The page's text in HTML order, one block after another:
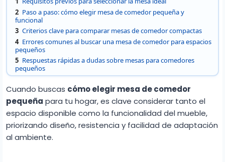
2 Paso a paso: cómo elegir mesa de comedor pequeña y
funcional
3 Criterios clave para comparar mesas de comedor compactas
4 Errores comunes al buscar una mesa de comedor para espacios
pequeños
5 Respuestas rápidas a dudas sobre mesas para comedores
pequeños
Cuando buscas cómo elegir mesa de comedor
pequeña para tu hogar, es clave considerar tanto el
espacio disponible como la funcionalidad del mueble,
priorizando diseño, resistencia y facilidad de adaptación
al ambiente.